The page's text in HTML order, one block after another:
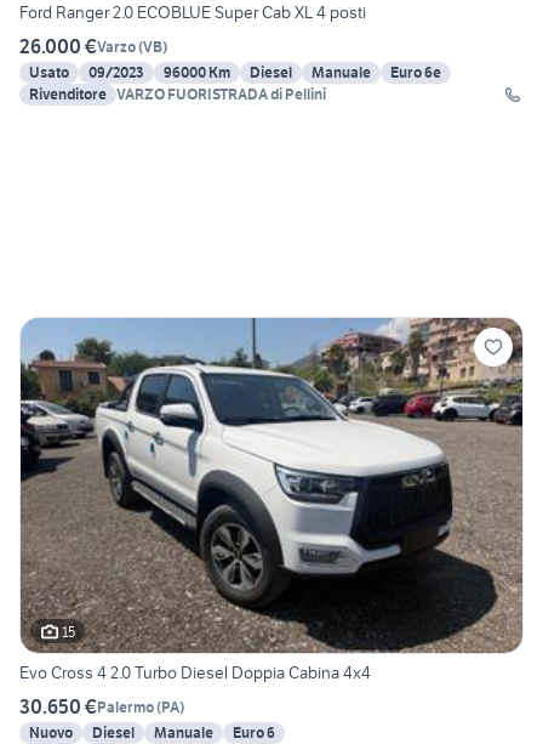
Ford Ranger 2.0 ECOBLUE Super Cab XL 4 posti
26.000 €Varzo(VB)
Usato
09/2023 96000 Km Diesel Manuale
Euro 6e
Rivenditore VARZO FUORISTRADA di Pellini
15
Evo Cross 4 2.0 Turbo Diesel Doppia Cabina 4x4
30.650 €Palermo(PA)
Nuovo
Diesel Manuale
Euro 6